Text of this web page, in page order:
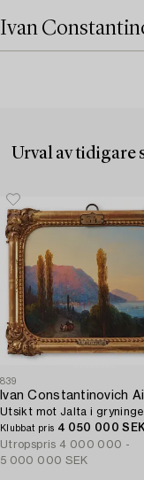
Ivan
Urval av tidigare
839
Utsikt mot Jalta i
Klubbat pris 4 050 000 SEK
Utropspris 4 000 000 -
5 000 000 SEK